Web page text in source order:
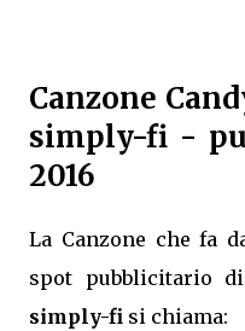
Canzone
simply-fi -
2016
La Canzone che fa
spot pubblicitario di
simply-fi si chiama: